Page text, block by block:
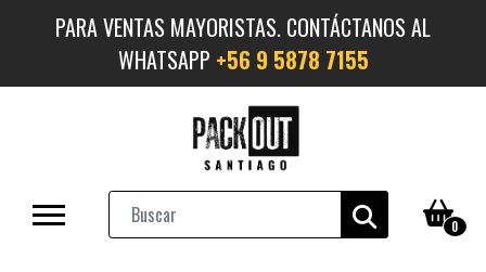
PARA VENTAS MAYORISTAS. CONTÁCTANOS AL
WHATSAPP +56 9 5878 7155
0